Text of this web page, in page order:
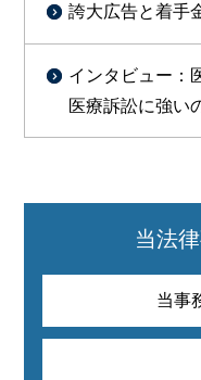
誇大広告と着手
インタビュー：
医療訴訟に強い
当法
当事